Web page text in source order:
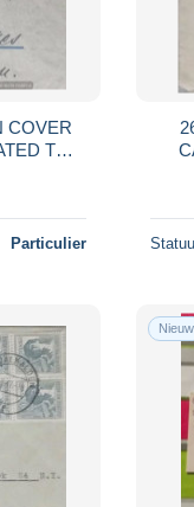
COVER
TO
Particulier
Nieuw